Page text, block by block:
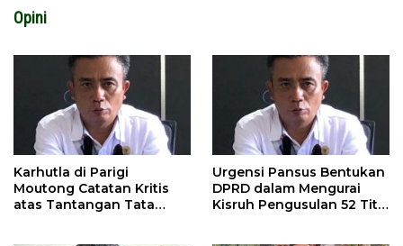
Opini
Karhutla di Parigi
Moutong Catatan Kritis
atas Tantangan Tata
Urgensi Pansus Bentukan
DPRD dalam Mengurai
Kisruh Pengusulan 52 Titik